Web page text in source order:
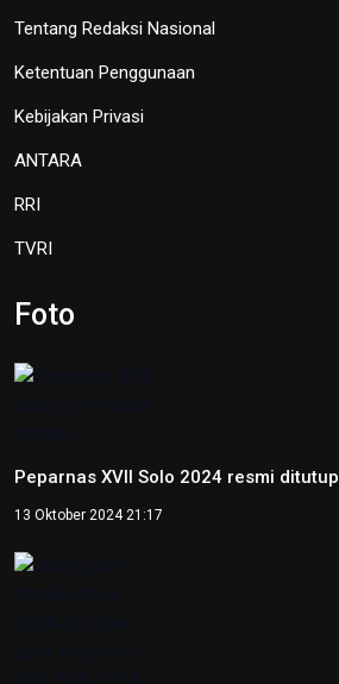
Tentang Redaksi Nasional
Ketentuan Penggunaan
Kebijakan Privasi
ANTARA
RRI
TVRI
Foto
Peparnas XVII Solo 2024 resmi ditutup
13 Oktober 2024 21:17